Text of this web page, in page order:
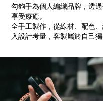
勾鉤手為個人編織品牌，透
享受療癒。
全手工製作，從線材、配色
入設計考量，客製屬於自己